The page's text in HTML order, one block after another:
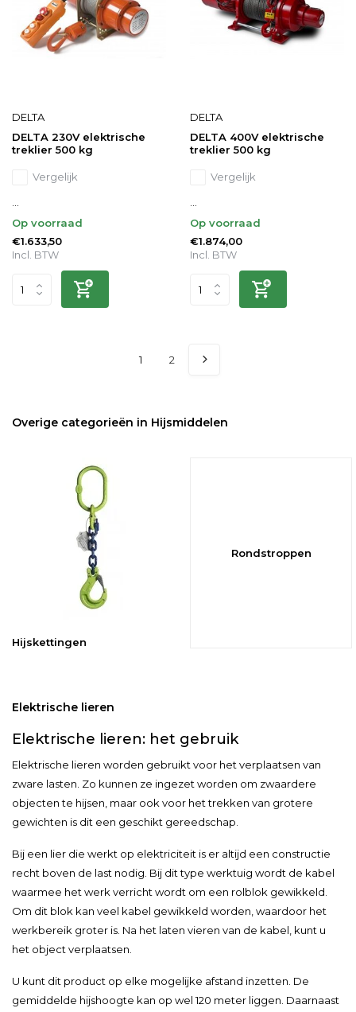
DELTA
DELTA 230V elektrische
treklier 500 kg
Vergelijk
Op voorraad
€1.633,50
Incl. BTW
DELTA
DELTA 400V elektrische
treklier 500 kg
Vergelijk
Op voorraad
€1.874,00
Incl. BTW
1 2
Overige categorieën in Hijsmiddelen
Hijskettingen
Rondstroppen
Elektrische lieren
Elektrische lieren: het gebruik
Elektrische lieren worden gebruikt voor het verplaatsen van
zware lasten. Zo kunnen ze ingezet worden om zwaardere
objecten te hijsen, maar ook voor het trekken van grotere
gewichten is dit een geschikt gereedschap.
Bij een lier die werkt op elektriciteit is er altijd een constructie
recht boven de last nodig. Bij dit type werktuig wordt de kabel
waarmee het werk verricht wordt om een rolblok gewikkeld.
Om dit blok kan veel kabel gewikkeld worden, waardoor het
werkbereik groter is. Na het laten vieren van de kabel, kunt u
het object verplaatsen.
U kunt dit product op elke mogelijke afstand inzetten. De
gemiddelde hijshoogte kan op wel 120 meter liggen. Daarnaast